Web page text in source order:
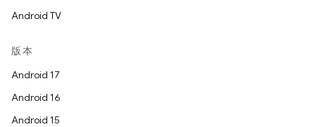
Android TV
版本
Android 17
Android 16
Android 15